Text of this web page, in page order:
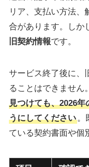
リア、支払い方法
合があります。しか
旧契約情報です。
サービス終了後に、
ることはできません。
見つけても、2026
うにしてください。
ている契約書面や個